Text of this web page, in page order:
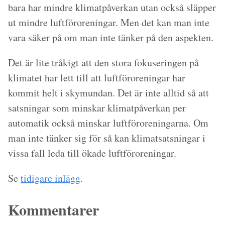
bara har mindre klimatpåverkan utan också släpper
ut mindre luftföroreningar. Men det kan man inte
vara säker på om man inte tänker på den aspekten.
Det är lite tråkigt att den stora fokuseringen på
klimatet har lett till att luftföroreningar har
kommit helt i skymundan. Det är inte alltid så att
satsningar som minskar klimatpåverkan per
automatik också minskar luftföroreningarna. Om
man inte tänker sig för så kan klimatsatsningar i
vissa fall leda till ökade luftföroreningar.
Se tidigare inlägg.
Kommentarer